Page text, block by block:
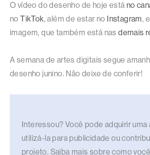
O vídeo do desenho de hoje está no
noTikTok, além de estar no Instagram,
imagem, que também está nasdemais
A semana de artes digitais segue
desenho junino. Não deixe de conferir!
Interessou? Você pode adquirir uma
utilizá-la para publicidade ou
projeto. Saiba mais sobre como